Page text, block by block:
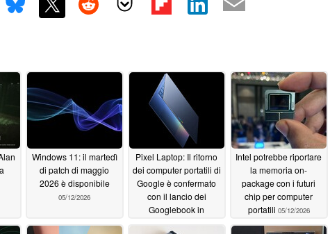
Windows 11: il martedì
di patch di maggio
2026 è disponibile
05/12/2026
Pixel Laptop: Il ritorno
dei computer portatili di
Google è confermato
con il lancio dei
Googlebook in
05/12/2026
Intel potrebbe riportare
la memoria on-
package con i futuri
chip per computer
portatili 05/12/2026